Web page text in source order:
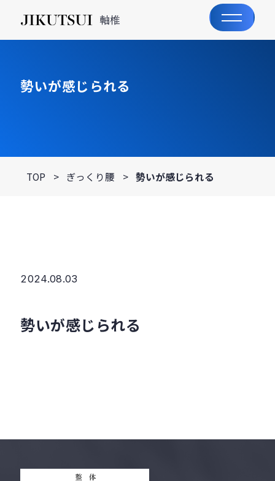
軸椎
勢いが感じられる
TOP > ぎっくり腰 > 勢いが感じられる
2024.08.03
勢いが感じられる